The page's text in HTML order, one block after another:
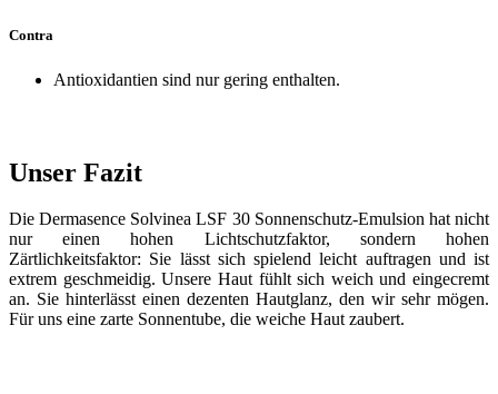
Contra
Antioxidantien sind nur gering enthalten.
Unser Fazit
Die Dermasence Solvinea LSF 30 Sonnenschutz-Emulsion hat nicht
nur einen hohen Lichtschutzfaktor, sondern hohen
Zärtlichkeitsfaktor: Sie lässt sich spielend leicht auftragen und ist
extrem geschmeidig. Unsere Haut fühlt sich weich und eingecremt
an. Sie hinterlässt einen dezenten Hautglanz, den wir sehr mögen.
Für uns eine zarte Sonnentube, die weiche Haut zaubert.